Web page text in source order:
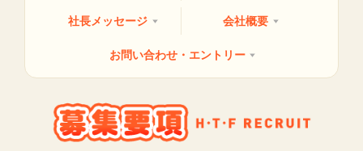
社長メッセージ 会社概要
お問い合わせ・ エントリー